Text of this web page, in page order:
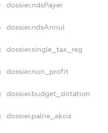
dossier.ndsPayer
dossier.ndsAnnul
dossier.single_tax_reg
dossier.non_profit
dossier.budget_dotation
dossier.palne_akciz